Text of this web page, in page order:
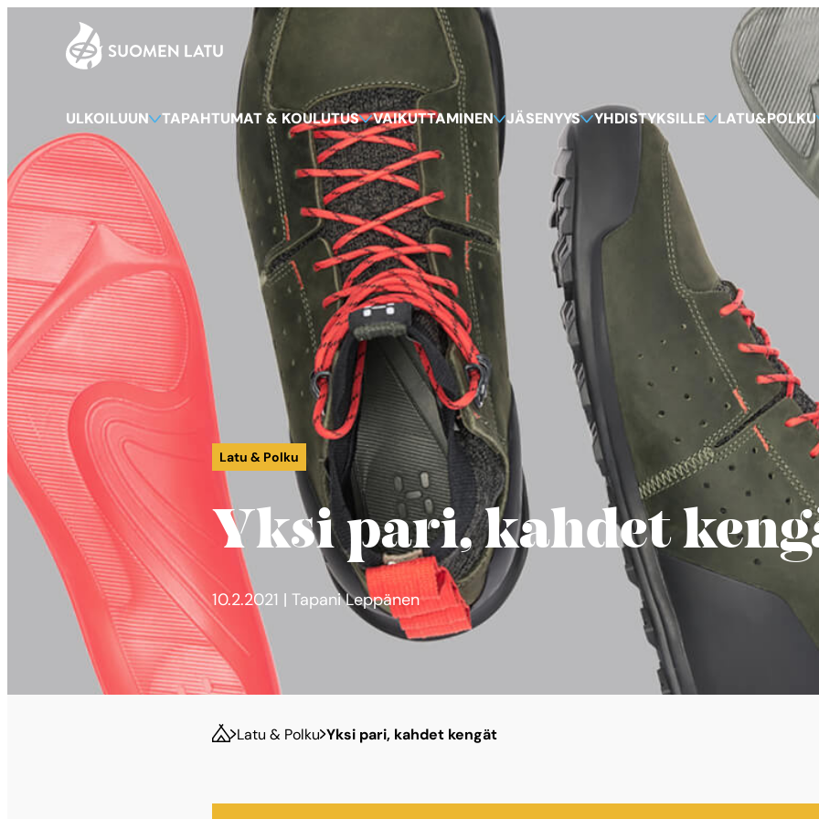
suoraan
Suomen Latu
ULKOILUUN TAPAHTUMAT & KOULUTUS VAIKUTTAMINEN JÄSENYYS YHDISTYKSILLE LATU&POLKU
Latu & Polku
Yksi pari, kahdet
10.2.2021 | Tapani Leppänen
Latu & Polku Yksi pari, kahdet kengät